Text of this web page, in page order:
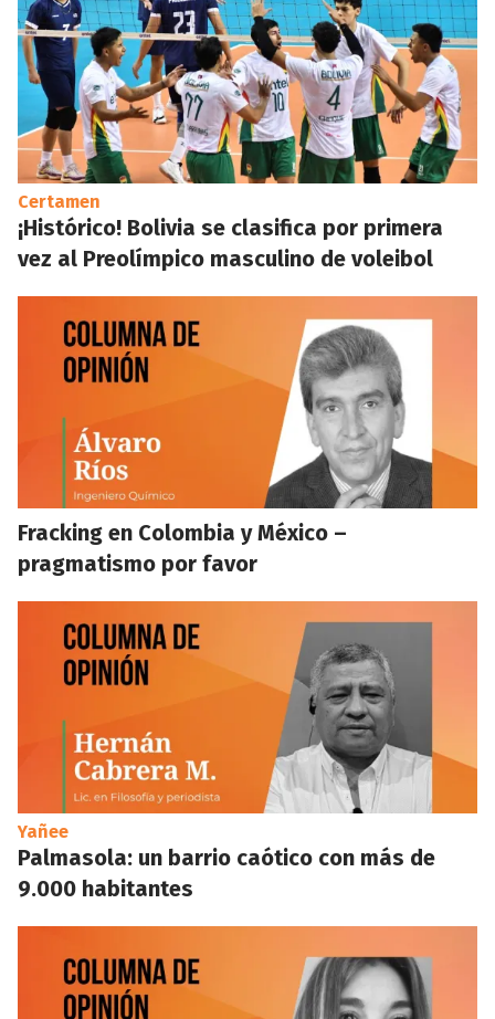
Certamen
¡Histórico! Bolivia se clasifica por primera
vez al Preolímpico masculino de voleibol
Fracking en Colombia y México –
pragmatismo por favor
Yañee
Palmasola: un barrio caótico con más de
9.000 habitantes